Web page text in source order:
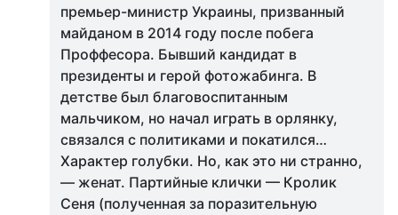
премьер-министр Украины, призванный
майданом в 2014 году после побега
Проффесора. Бывший кандидат в
президенты и герой фотожабинга. В
детстве был благовоспитанным
мальчиком, но начал играть в орлянку,
связался с политиками и покатился…
Характер голубки. Но, как это ни странно,
— женат. Партийные клички — Кролик
Сеня (полученная за поразительную